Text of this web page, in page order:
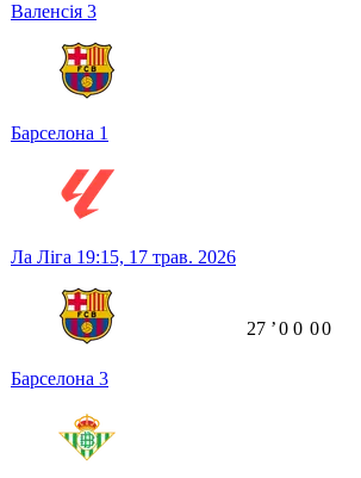
Валенсія 3
Барселона 1
Ла Ліга 19:15, 17 трав. 2026
Барселона 3
27 ʼ0 0 00